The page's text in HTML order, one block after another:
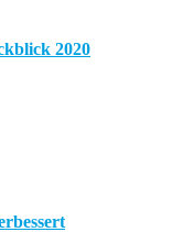
2020